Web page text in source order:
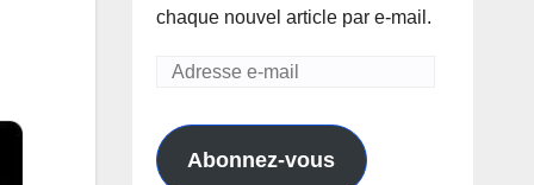
chaque nouvel article par e-mail.
Adresse
mail
Abonnez-vous